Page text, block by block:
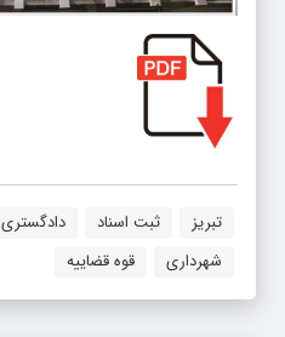
تبریز ثبت اسناد دادگستری
شهرداری
قوه قضاییه